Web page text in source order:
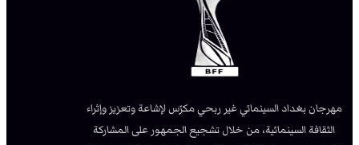
مهرجان بغداد السينمائي غير ربحي مكرّس لإشاعة وتعزيز وإثراء
الثقافة السينمائية، من خلال تشجيع الجمهور على المشاركة